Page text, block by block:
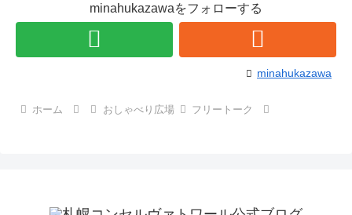
minahukazawaをフォローする
minahukazawa
ホーム おしゃべり広場 フリートーク